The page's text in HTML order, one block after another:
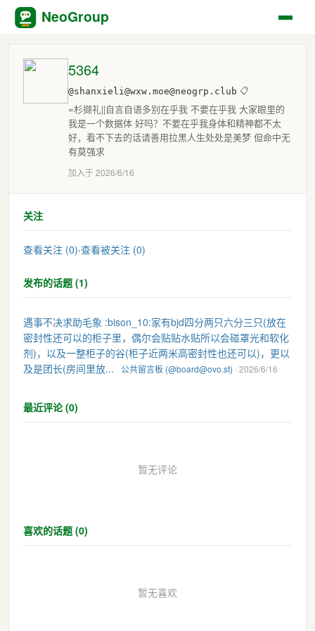
NeoGroup
5364
@shanxieli@wxw.moe@neogrp.club 📋
=杉撷礼||自言自语多别在乎我 不要在乎我 大家眼里的
我是一个数据体 好吗？不要在乎我身体和精神都不太
好，看不下去的话请善用拉黑人生处处是美梦 但命中无
有莫强求
加入于 2026/6/16
关注
查看关注 (0)·查看被关注 (0)
发布的话题 (1)
遇事不决求助毛象 :bison_10:家有bjd四分两只六分三只(放在
密封性还可以的柜子里，偶尔会贴贴水贴所以会碰罩光和软化
剂)，以及一整柜子的谷(柜子近两米高密封性也还可以)，更以
及是团长(房间里放...
公共留言板 (@board@ovo.st) · 2026/6/16
最近评论 (0)
暂无评论
喜欢的话题 (0)
暂无喜欢